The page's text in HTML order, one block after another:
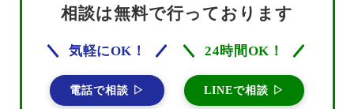
相談は無料で行っております
気軽にOK！
電話で相談 ▷
24時間OK！
LINEで相談 ▷